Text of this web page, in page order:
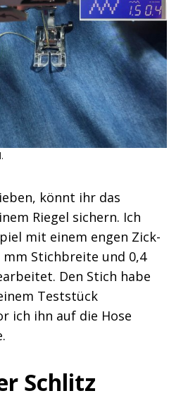
könnt ihr das
Riegel sichern. Ich
mit einem engen Zick-
mm Stichbreite und 0,4
Den Stich habe
Teststück
ich ihn auf die Hose
Schlitz